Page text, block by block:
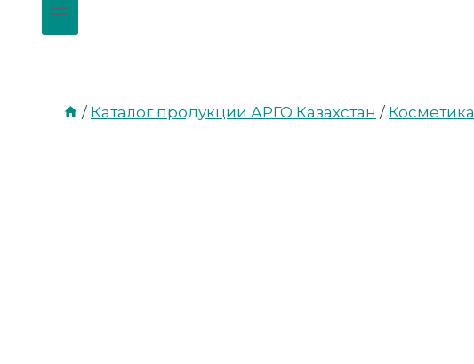
/ Каталог продукции АРГО Казахстан / Косметика